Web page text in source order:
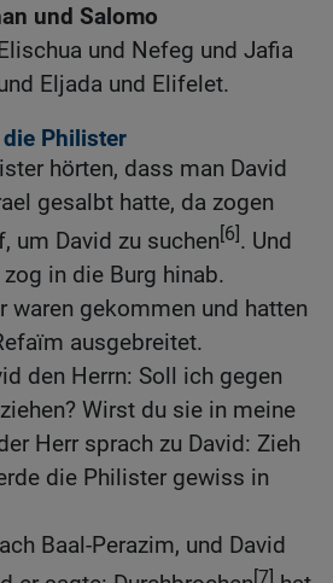
und Salomo
und Nefeg und Jafia
Eljada und Elifelet.
Philister
hörten, dass man David
gesalbt hatte, da zogen
um David zu suchen[6]. Und
in die Burg hinab.
waren gekommen und hatten
ausgebreitet.
den Herrn: Soll ich gegen
Wirst du sie in meine
Herr sprach zu David: Zieh
die Philister gewiss in
Baal-Perazim, und David
[7]